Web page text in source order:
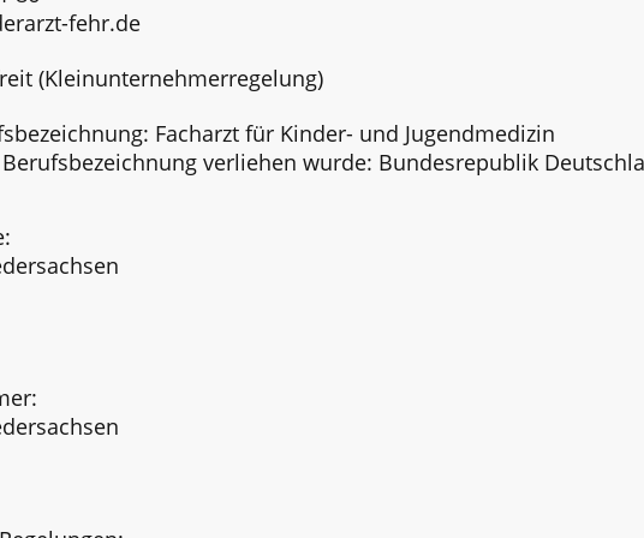
fehr.de
(Kleinunternehmerregelung)
Facharzt für Kinder- und Jugendmedizin
verliehen wurde: Bundesrepublik